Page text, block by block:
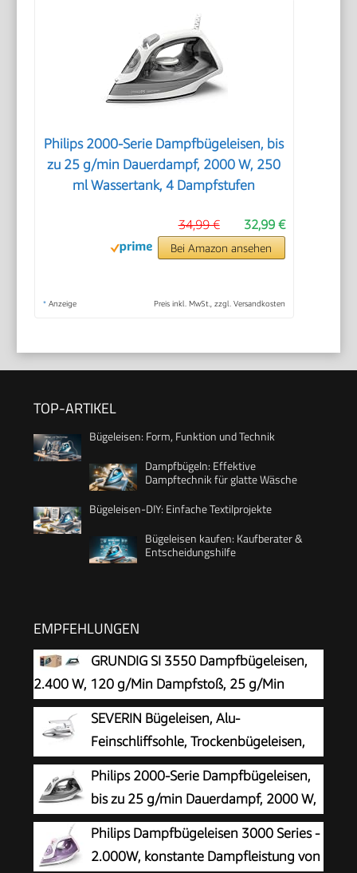
Philips 2000-Serie Dampfbügeleisen, bis
zu 25 g/min Dauerdampf, 2000 W, 250
ml Wassertank, 4 Dampfstufen
32,99 €
34,99 €
Bei Amazon ansehen
* Anzeige Preis inkl. MwSt., zzgl. Versandkosten
TOP-ARTIKEL
Bügeleisen: Form, Funktion und Technik
Dampfbügeln: Effektive
Dampftechnik für glatte Wäsche
Bügeleisen-DIY: Einfache Textilprojekte
Bügeleisen kaufen: Kaufberater &
Entscheidungshilfe
EMPFEHLUNGEN
GRUNDIG SI 3550 Dampfbügeleisen,
2.400 W, 120 g/Min Dampfstoß, 25 g/Min
Dampfleistung, Keramik-Bügelsohle, 220 ml
Wassertank, Drip Stop, Anti-Kalk-Technologie,
Weiß/Türkis
SEVERIN Bügeleisen, Alu-
Feinschliffsohle, Trockenbügeleisen,
nur 600g schwer, Weiß, 1200 W, BA 3211
Philips 2000-Serie Dampfbügeleisen,
bis zu 25 g/min Dauerdampf, 2000 W,
250 ml Wassertank, 4 Dampfstufen
Philips Dampfbügeleisen 3000 Series -
2.000W, konstante Dampfleistung von